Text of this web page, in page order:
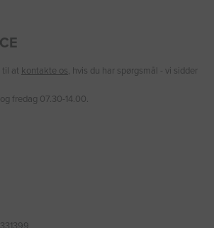
til at kontakte os, hvis du har spørgsmål - vi sidder
fredag 07.30-14.00.